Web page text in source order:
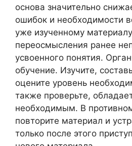
основа значительно
ошибок и необходимости
уже изученному
переосмысления ранее
усвоенного понятия.
обучение. Изучите,
оцените уровень
также проверьте,
необходимым. В
повторите материал и
только после этого